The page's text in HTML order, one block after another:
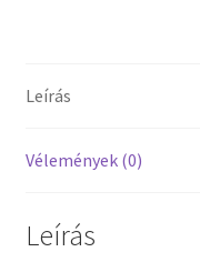
Leírás
Vélemények (0)
Leírás